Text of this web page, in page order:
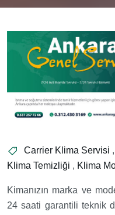
Carrier Klima Servisi ,
Klima Temizliği , Klima
Kimanızın marka ve
24 saati garantili teknik